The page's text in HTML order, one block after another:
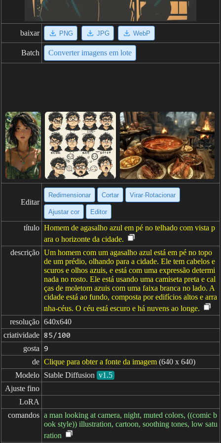
baixar PNG JPG WebP
Batch Converter imagens em lote
Editar
Redimensionar Cortar Virar·Rotacionar
Ajustar cor Editor
título Homem de agasalho azul em pé no telhado com vista p
ara o horizonte da cidade.
descrição Um homem com um agasalho azul está em pé no topo
de um prédio, olhando para a cidade. Ele tem cabelos e
scuros e olhos azuis, e está com uma expressão determi
nada no rosto. Ele está usando uma camiseta preta e cal
ças de moletom azuis com uma faixa branca no lado. A
cidade está ao fundo, composta por edifícios altos e arra
nha-céus. O céu está escuro e há nuvens ao longe.
resolução 640x640
criatividade 85/100
gosta 9
de Clique para obter a fonte da imagem (640 x 640)
Modelo Stable Diffusion v1.5
Ajuste fino
LoRA
comandos a man looking at camera, night, muted colors, ((comic b
ook style)) illustration, cartoon, soothing tones, low satu
ration